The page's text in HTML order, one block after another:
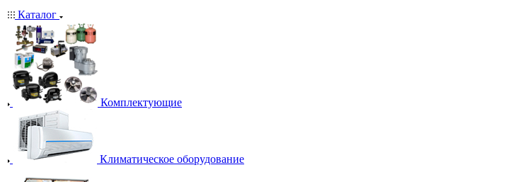
Каталог
Комплектующие
Климатическое оборудование